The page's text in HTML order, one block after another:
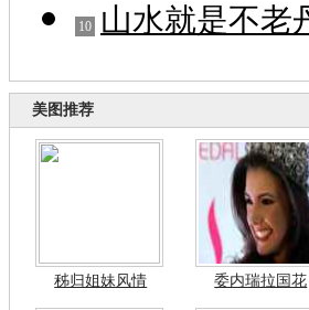
10 山水就是不老
美图推荐
秭归姐妹风情 委内瑞拉国花